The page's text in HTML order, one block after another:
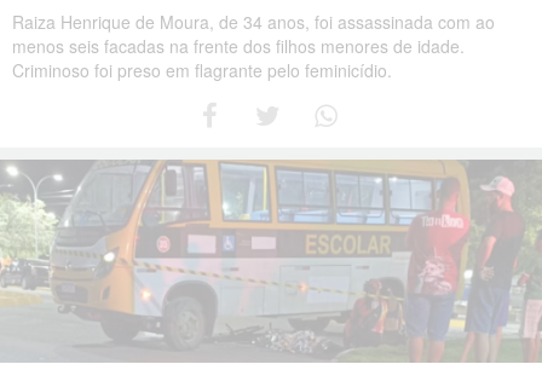
Raiza Henrique de Moura, de 34 anos, foi assassinada com ao
menos seis facadas na frente dos filhos menores de idade.
Criminoso foi preso em flagrante pelo feminicídio.